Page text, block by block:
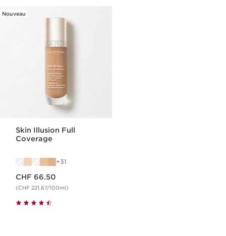
Nouveau
Skin Illusion Full
Coverage
31
CHF 66.50
(CHF 221.67/100ml)